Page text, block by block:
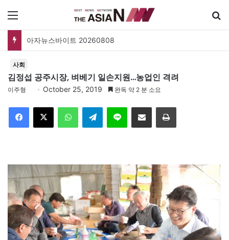
아자뉴스바이트 20260808
사회
김정섭 공주시장, 벼베기 일손지원…농업인 격려
이주형 October 25, 2019 완독 약 2 분 소요
Telegram 이메일